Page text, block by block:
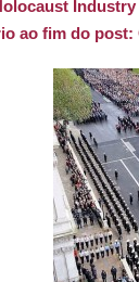
Industry
ao fim do post: